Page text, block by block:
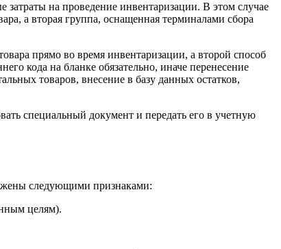
затраты на проведение инвентаризации. В этом случае
а вторая группа, оснащенная терминалами сбора
прямо во время инвентаризации, а второй способ
кода на бланке обязательно, иначе перенесение
товаров, внесение в базу данных остатков,
специальный документ и передать его в учетную
следующими признаками:
целям).